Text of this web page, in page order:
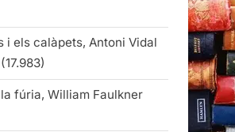
i els calàpets, Antoni Vidal
(17.983)
fúria, William Faulkner